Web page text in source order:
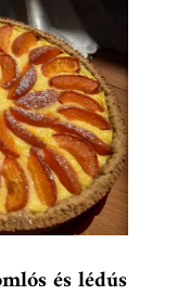
és lédús